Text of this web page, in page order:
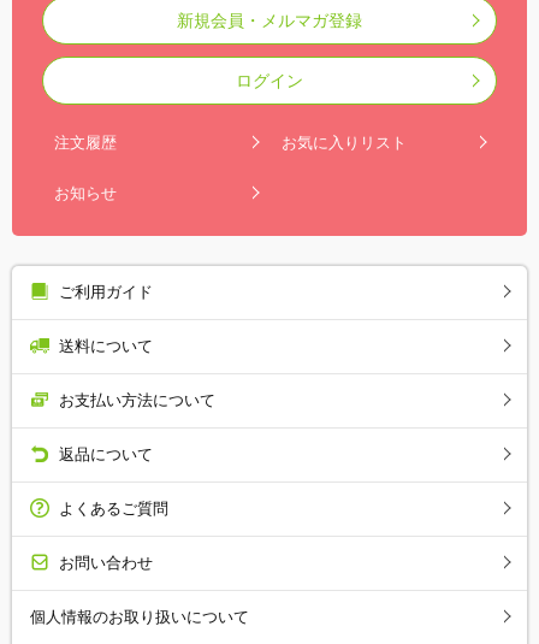
新規会員・メルマガ登録
ログイン
注文履歴 お気に入りリスト
お知らせ
ご利用ガイド
送料について
お支払い方法について
返品について
よくあるご質問
お問い合わせ
個人情報のお取り扱いについて